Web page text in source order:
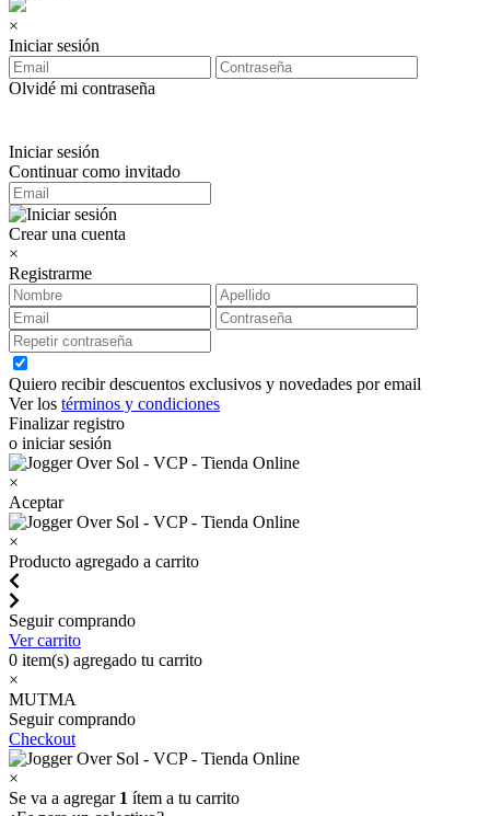
×
Iniciar sesión
Olvidé mi contraseña
Iniciar sesión
Continuar como invitado
Crear una cuenta
×
Registrarme
Quiero recibir descuentos exclusivos y novedades por email
Ver los términos y condiciones
Finalizar registro
o iniciar sesión
×
Aceptar
×
Producto agregado a carrito
Seguir comprando
Ver carrito
0 item(s) agregado tu carrito
×
MUTMA
Seguir comprando
Checkout
×
Se va a agregar 1 ítem a tu carrito